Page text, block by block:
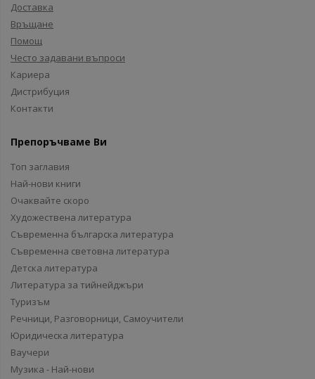
Доставка
Връщане
Помощ
Често задавани въпроси
Кариера
Дистрибуция
Контакти
Препоръчваме Ви
Топ заглавия
Най-нови книги
Очаквайте скоро
Художествена литература
Съвременна българска литература
Съвременна световна литература
Детска литература
Литература за тийнейджъри
Туризъм
Речници, Разговорници, Самоучители
Юридическа литература
Ваучери
Музика - Най-нови